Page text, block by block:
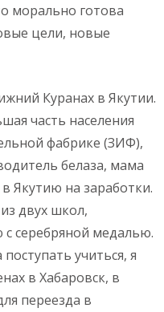
морально готова
цели, новые
Куранах в Якутии.
часть населения
фабрике (ЗИФ),
белаза, мама
Якутию на заработки.
двух школ,
серебряной медалью.
учиться, я
в Хабаровск, в
переезда в